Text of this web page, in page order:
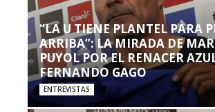
“LA U TIENE PLANTEL PARA
ARRIBA”: LA MIRADA DE
PUYOL POR EL RENACER
FERNANDO GAGO
ENTREVISTAS